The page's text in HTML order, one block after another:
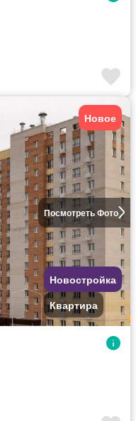
Посмотреть Фото
Новое
Новостройка
Квартира